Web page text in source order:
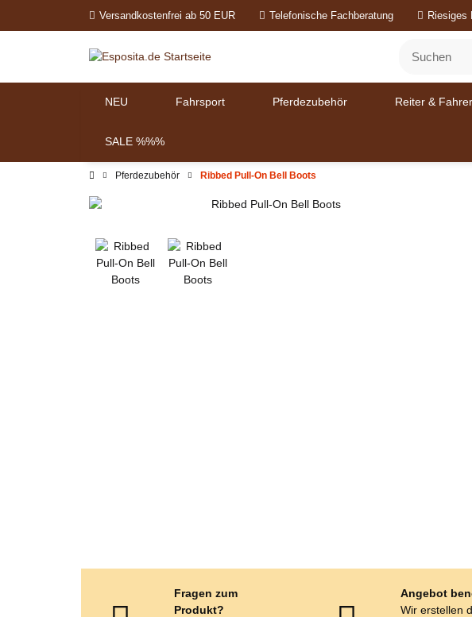
Versandkostenfrei ab 50 EUR Telefonische Fachberatung Riesiges
NEU Fahrsport Pferdezubehör Reiter & Fahrer
SALE %%%
Pferdezubehör Ribbed Pull-On Bell Boots
Fragen zum
Produkt?
Angebot
Wir erstellen